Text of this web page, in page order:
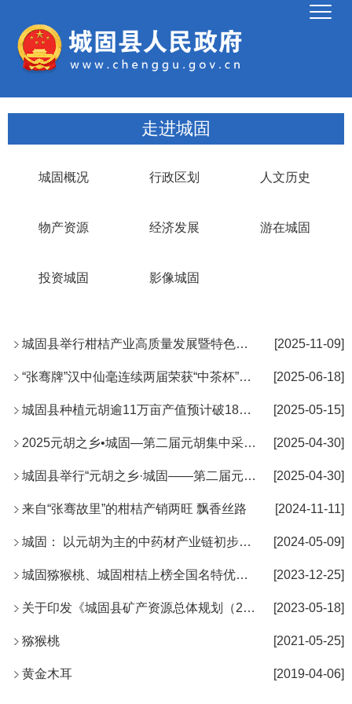
走进城固
城固概况 行政区划 人文历史
物产资源 经济发展 游在城固
投资城固 影像城固
[2025-11-09]
城固县举行柑桔产业高质量发展暨特色产品展销和重点产业链招商推...
[2025-06-18]
“张骞牌”汉中仙毫连续两届荣获“中茶杯”国际鼎承茶王赛“七星...
[2025-05-15]
城固县种植元胡逾11万亩产值预计破18亿元
[2025-04-30]
2025元胡之乡•城固—第二届元胡集中采挖交易暨现代农业产业链招...
[2025-04-30]
城固县举行“元胡之乡·城固——第二届元胡集中采挖交易暨现代农...
[2024-11-11]
来自“张骞故里”的柑桔产销两旺 飘香丝路
[2024-05-09]
城固： 以元胡为主的中药材产业链初步形成
[2023-12-25]
城固猕猴桃、城固柑桔上榜全国名特优新农产品名录
[2023-05-18]
关于印发《城固县矿产资源总体规划（2021-2025年）》的通知
[2021-05-25]
猕猴桃
[2019-04-06]
黄金木耳